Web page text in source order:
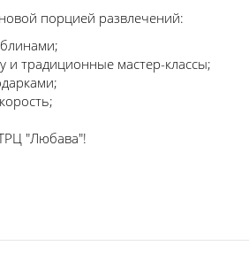
порцией развлечений:
и традиционные мастер-классы;
"Любава"!